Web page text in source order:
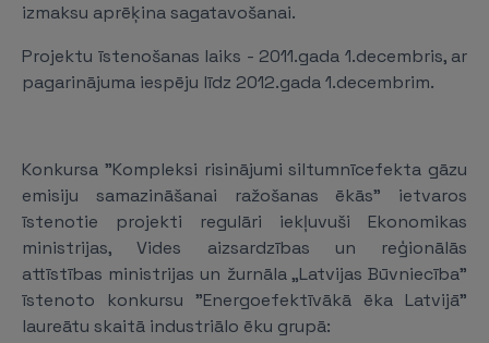
izmaksu aprēķina sagatavošanai.
Projektu īstenošanas laiks - 2011.gada 1.decembris, ar
pagarinājuma iespēju līdz 2012.gada 1.decembrim.
Konkursa "Kompleksi risinājumi siltumnīcefekta gāzu
emisiju samazināšanai ražošanas ēkās" ietvaros
īstenotie projekti regulāri iekļuvuši Ekonomikas
ministrijas, Vides aizsardzības un reģionālās
attīstības ministrijas un žurnāla „Latvijas Būvniecība”
īstenoto konkursu "Energoefektīvākā ēka Latvijā"
laureātu skaitā industriālo ēku grupā: